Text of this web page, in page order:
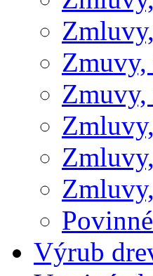
Výrub